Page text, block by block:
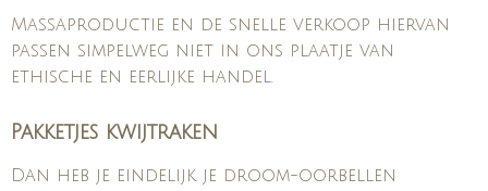
Massaproductie en de snelle verkoop hiervan
passen simpelweg niet in ons plaatje van
ethische en eerlijke handel.
Pakketjes kwijtraken
Dan heb je eindelijk je droom-oorbellen